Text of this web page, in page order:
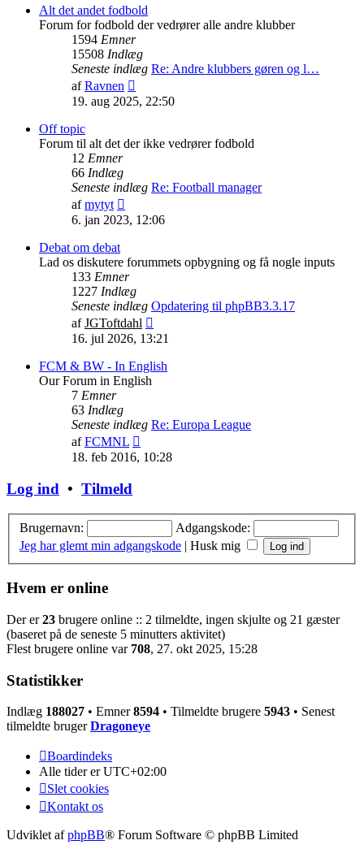
indlæg
Alt det andet fodbold
Forum for fodbold der vedrører alle andre klubber
1594 Emner
15508 Indlæg
Seneste indlæg Re: Andre klubbers gøren og l…
afRavnen
det
19. aug 2025, 22:50
Off topic
Forum til alt det der ikke vedrører fodbold
12 Emner
66 Indlæg
Seneste indlæg Re: Football manager
afmytyt
det
6. jan 2023, 12:06
Debat om debat
Lad os diskutere forummets opbygning og få nogle inputs
133 Emner
1227 Indlæg
Seneste indlæg Opdatering til phpBB3.3.17
afJGToftdahl
det
indlæg
16. jul 2026, 13:21
FCM & BW - In English
Our Forum in English
7 Emner
63 Indlæg
Seneste indlæg Re: Europa League
afFCMNL
det
18. feb 2016, 10:28
Log ind • Tilmeld
Brugernavn:
Adgangskode:
Jeg har glemt min adgangskode | Husk mig
Hvem er online
Der er23 brugere online :: 2 tilmeldte, ingen skjulte og 21 gæster
(baseret på de seneste 5 minutters aktivitet)
Flest brugere online var 708, 27. okt 2025, 15:28
Statistikker
Indlæg 188027 • Emner8594 • Tilmeldte brugere 5943 • Senest
tilmeldte brugerDragoneye
Boardindeks
Alle tider erUTC+02:00
Slet cookies
Kontakt os
Udviklet afphpBB® Forum Software © phpBB Limited